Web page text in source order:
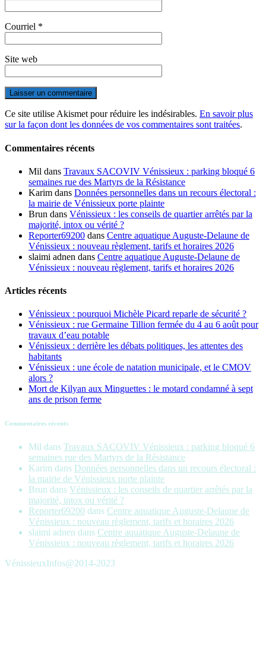
Courriel *
Site web
Ce site utilise Akismet pour réduire les indésirables. En savoir plus
sur la façon dont les données de vos commentaires sont traitées.
Commentaires récents
Mil dans Travaux SACOVIV Vénissieux : parking bloqué 6
semaines rue des Martyrs de la Résistance
Karim dans Données personnelles dans un recours électoral :
la mairie de Vénissieux porte plainte
Brun dans Vénissieux : les conseils de quartier arrêtés par la
majorité, intox ou vérité ?
Reporter69200 dans Centre aquatique Auguste-Delaune de
Vénissieux : nouveau règlement, tarifs et horaires 2026
slaimi adnen dans Centre aquatique Auguste-Delaune de
Vénissieux : nouveau règlement, tarifs et horaires 2026
Articles récents
Vénissieux : pourquoi Michèle Picard reparle de sécurité ?
Vénissieux : rue Germaine Tillion fermée du 4 au 6 août pour
travaux d’eau potable
Vénissieux : derrière les débats politiques, les attentes des
habitants
Vénissieux : une école de natation municipale, et le CMOV
alors ?
Mort de Kilyan aux Minguettes : le motard condamné à sept
ans de prison ferme
Commentaires récents
Mil dans Travaux SACOVIV Vénissieux : parking bloqué 6
semaines rue des Martyrs de la Résistance
Karim dans Données personnelles dans un recours électoral :
la mairie de Vénissieux porte plainte
Brun dans Vénissieux : les conseils de quartier arrêtés par la
majorité, intox ou vérité ?
Reporter69200 dans Centre aquatique Auguste-Delaune de
Vénissieux : nouveau règlement, tarifs et horaires 2026
slaimi adnen dans Centre aquatique Auguste-Delaune de
Vénissieux : nouveau règlement, tarifs et horaires 2026
VénissieuxInfos@2014-2023